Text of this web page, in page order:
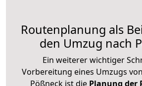
Routenplanung als
den Umzug nach
Ein weiterer wichtiger
Vorbereitung eines Umzugs
Pößneck ist diePlanung der